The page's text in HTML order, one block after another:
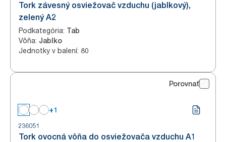
Tork závesný osviežovač vzduchu (jablkový),
zelený A2
Podkategória: Tab
Vôňa: Jablko
Jednotky v balení: 80
Porovnať
+1
236051
Tork ovocná vôňa do osviežovača vzduchu A1